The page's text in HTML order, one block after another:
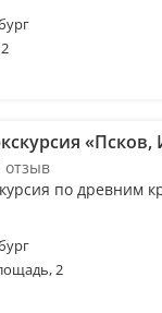
отзыв
по древним
2